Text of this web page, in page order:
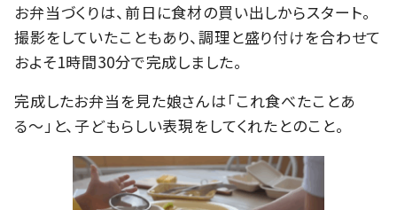
お弁当づくりは、前日に食材の買い出しからスタート。
撮影をしていたこともあり、調理と盛り付けを合わせて
およそ1時間30分で完成しました。
完成したお弁当を見た娘さんは「これ食べたことあ
る〜」と、子どもらしい表現をしてくれたとのこと。